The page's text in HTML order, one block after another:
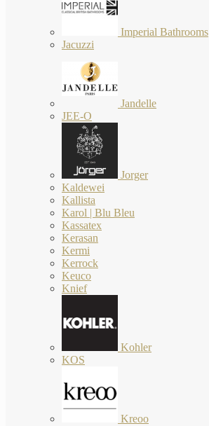
Imperial Bathrooms
Jacuzzi
Jandelle
JEE-O
Jorger
Kaldewei
Kallista
Karol | Blu Bleu
Kassatex
Kerasan
Kermi
Kerrock
Keuco
Knief
Kohler
KOS
Kreoo